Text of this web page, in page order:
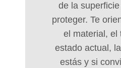
de la
proteger. Te
el material, el
estado actual,
estás y si